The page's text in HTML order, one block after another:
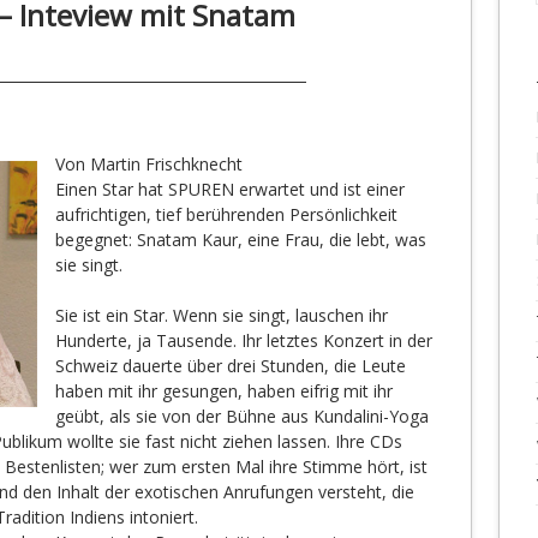
Inteview mit Snatam
Von Martin Frischknecht
Einen Star hat SPUREN erwartet und ist einer
aufrichtigen, tief berührenden Persönlichkeit
begegnet: Snatam Kaur, eine Frau, die lebt, was
sie singt.
Sie ist ein Star. Wenn sie singt, lauschen ihr
Hunderte, ja Tausende. Ihr letztes Konzert in der
Schweiz dauerte über drei Stunden, die Leute
haben mit ihr gesungen, haben eifrig mit ihr
geübt, als sie von der Bühne aus Kundalini-Yoga
wollte sie fast nicht ziehen lassen. Ihre CDs
wer zum ersten Mal ihre Stimme hört, ist
den Inhalt der exotischen Anrufungen versteht, die
Indiens intoniert.